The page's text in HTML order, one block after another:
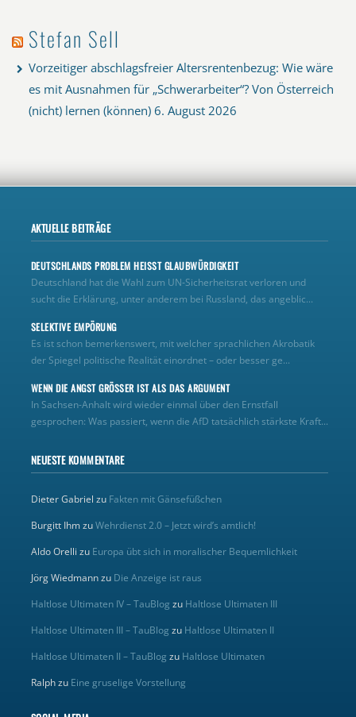
Stefan Sell
Vorzeitiger abschlagsfreier Altersrentenbezug: Wie wäre
es mit Ausnahmen für „Schwerarbeiter“? Von Österreich
(nicht) lernen (können) 6. August 2026
AKTUELLE BEITRÄGE
DEUTSCHLANDS PROBLEM HEISST GLAUBWÜRDIGKEIT
Deutschland hat die Wahl zum UN‑Sicherheitsrat verloren und
sucht die Erklärung, unter anderem bei Russland, das angeblic...
SELEKTIVE EMPÖRUNG
Es ist schon bemerkenswert, mit welcher sprachlichen Akrobatik
der Spiegel politische Realität einordnet – oder besser ge...
WENN DIE ANGST GRÖSSER IST ALS DAS ARGUMENT
In Sachsen-Anhalt wird wieder einmal über den Ernstfall
gesprochen: Was passiert, wenn die AfD tatsächlich stärkste Kraft...
NEUESTE KOMMENTARE
Dieter Gabriel zu Fakten mit Gänsefüßchen
Burgitt IhmzuWehrdienst 2.0 – Jetzt wird’s amtlich!
Aldo Orelli zu Europa übt sich in moralischer Bequemlichkeit
Jörg Wiedmannzu Die Anzeige ist raus
Haltlose Ultimaten IV – TauBlog zu Haltlose Ultimaten III
Haltlose Ultimaten III – TauBlog zu Haltlose Ultimaten II
Haltlose Ultimaten II – TauBlog zu Haltlose Ultimaten
Ralphzu Eine gruselige Vorstellung